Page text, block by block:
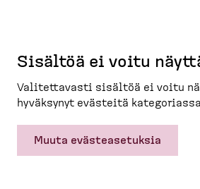
Sisältöä ei voitu
Valitet­tavasti sisältöä ei voitu
hyväksynyt evästeitä
Muuta evästeasetuksia